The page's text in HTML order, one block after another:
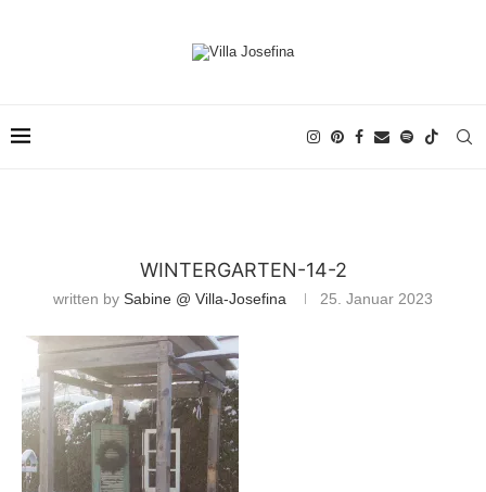
WINTERGARTEN-14-2
written by Sabine @ Villa-Josefina 25. Januar 2023